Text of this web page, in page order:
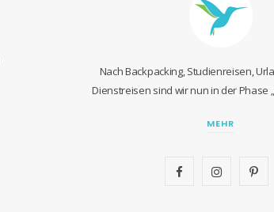
Nach Backpacking, Studienreisen,
Dienstreisen sind wir nun in der Phase
MEHR
I
P